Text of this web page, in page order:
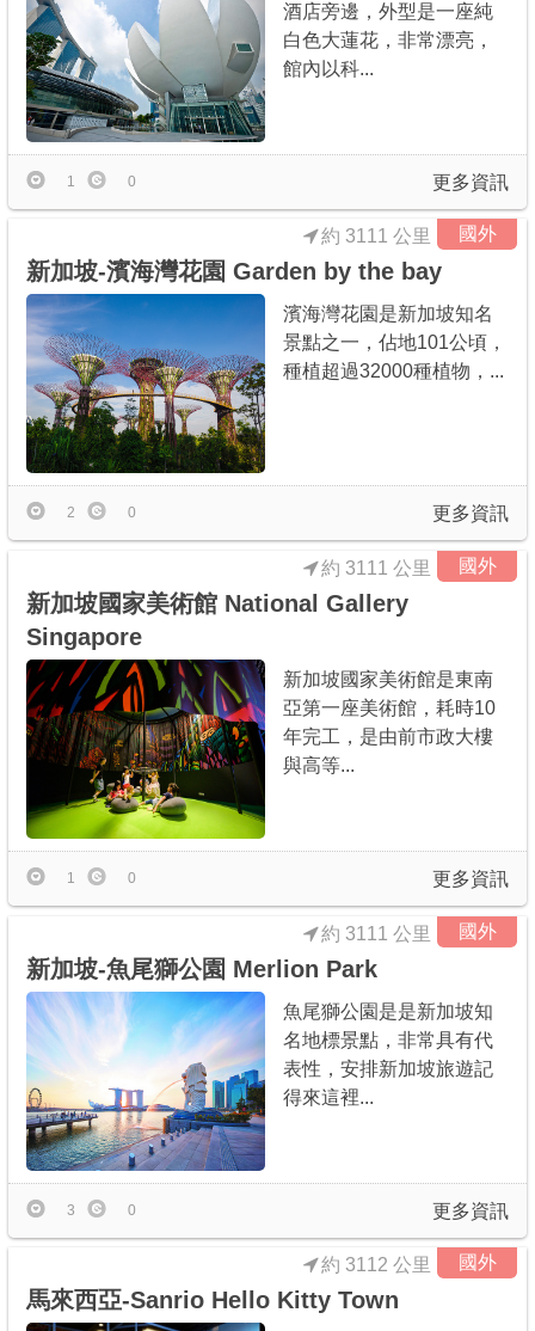
酒店旁邊，外型是一座純
白色大蓮花，非常漂亮，
館內以科...
更多資訊
1 0
國外
約 3111 公里
新加坡-濱海灣花園 Garden by the bay
濱海灣花園是新加坡知名
景點之一，佔地101公頃，
種植超過32000種植物，...
更多資訊
2 0
國外
約 3111 公里
新加坡國家美術館 National Gallery
Singapore
新加坡國家美術館是東南
亞第一座美術館，耗時10
年完工，是由前市政大樓
與高等...
更多資訊
1 0
國外
約 3111 公里
新加坡-魚尾獅公園 Merlion Park
魚尾獅公園是是新加坡知
名地標景點，非常具有代
表性，安排新加坡旅遊記
得來這裡...
更多資訊
3 0
國外
約 3112 公里
馬來西亞-Sanrio Hello Kitty Town